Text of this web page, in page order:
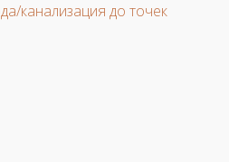
канализация до точек